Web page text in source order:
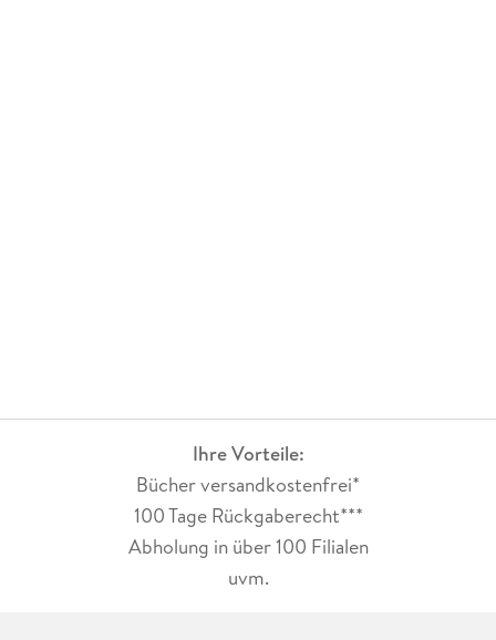
Ihre Vorteile:
Bücher versandkostenfrei*
100 Tage Rückgaberecht***
Abholung in über 100 Filialen
uvm.